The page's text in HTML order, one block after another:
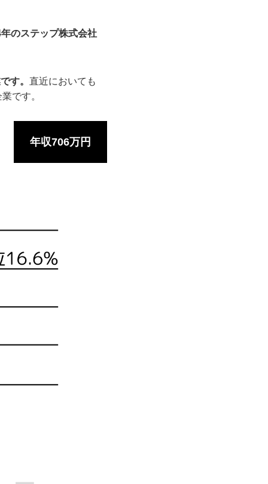
のステップ株式会社
す。 直近においても
です。
年収706万円